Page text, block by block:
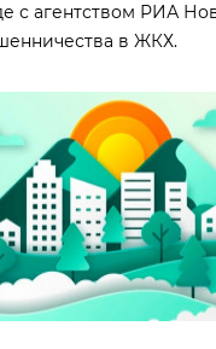
с агентством РИА
в ЖКХ.